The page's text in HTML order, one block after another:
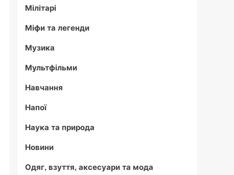
Мілітарі
Міфи та легенди
Музика
Мультфільми
Навчання
Напої
Наука та природа
Новини
Одяг, взуття, аксесуари та мода